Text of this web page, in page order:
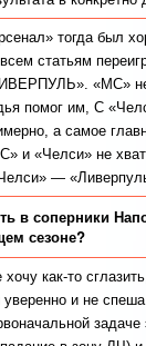
тогда был
статьям
«МС» не
помог им, С
а самое
и «Челси» не
—
в соперники
сезоне?
хочу как-то
и не
задаче